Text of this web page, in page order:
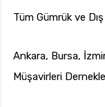
Tüm Gümrük ve
Ankara, Bursa,
Müşavirleri